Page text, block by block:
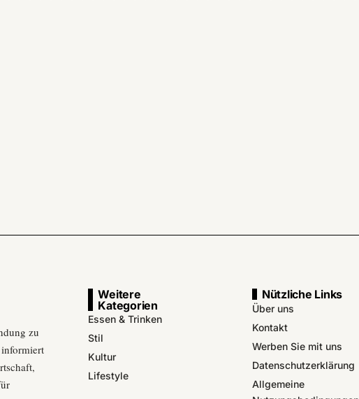
zu
Weitere
Kategorien
Essen & Trinken
Stil
Kultur
Lifestyle
Nützliche Links
Über uns
Kontakt
Werben Sie mit uns
Datenschutzerklärung
Allgemeine